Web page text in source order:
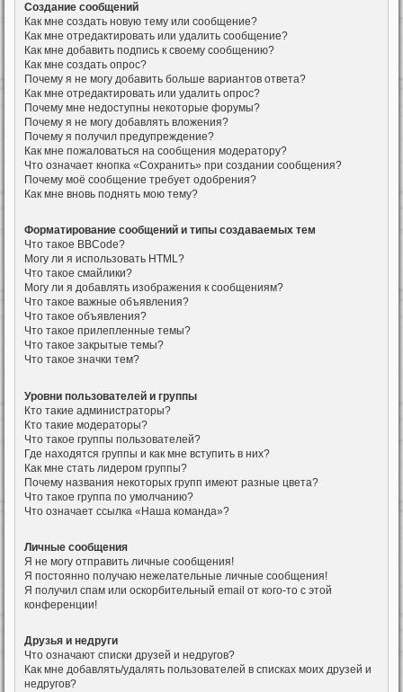
Создание сообщений
Как мне создать новую тему или сообщение?
Как мне отредактировать или удалить сообщение?
Как мне добавить подпись к своему сообщению?
Как мне создать опрос?
Почему я не могу добавить больше вариантов ответа?
Как мне отредактировать или удалить опрос?
Почему мне недоступны некоторые форумы?
Почему я не могу добавлять вложения?
Почему я получил предупреждение?
Как мне пожаловаться на сообщения модератору?
Что означает кнопка «Сохранить» при создании сообщения?
Почему моё сообщение требует одобрения?
Как мне вновь поднять мою тему?
Форматирование сообщений и типы создаваемых тем
Что такое BBCode?
Могу ли я использовать HTML?
Что такое смайлики?
Могу ли я добавлять изображения к сообщениям?
Что такое важные объявления?
Что такое объявления?
Что такое прилепленные темы?
Что такое закрытые темы?
Что такое значки тем?
Уровни пользователей и группы
Кто такие администраторы?
Кто такие модераторы?
Что такое группы пользователей?
Где находятся группы и как мне вступить в них?
Как мне стать лидером группы?
Почему названия некоторых групп имеют разные цвета?
Что такое группа по умолчанию?
Что означает ссылка «Наша команда»?
Личные сообщения
Я не могу отправить личные сообщения!
Я постоянно получаю нежелательные личные сообщения!
Я получил спам или оскорбительный email от кого-то с этой
конференции!
Друзья и недруги
Что означают списки друзей и недругов?
Как мне добавлять/удалять пользователей в списках моих друзей и
недругов?